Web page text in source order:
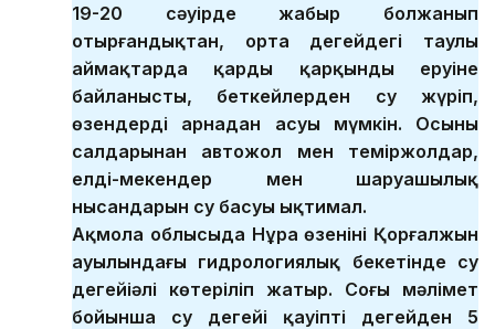
19-20 сәуірде жаңбыр болжанып
отырғандықтан, орта деңгейдегі таулы
аймақтарда қардың қарқынды еруіне
байланысты, беткейлерден су жүріп,
өзендердің арнадан асуы мүмкін. Осының
салдарынан автожол мен теміржолдар,
елді-мекендер мен шаруашылық
нысандарын су басуы ықтимал.
Ақмола облысыда Нұра өзенінің Қорғалжын
ауылындағы гидрологиялық бекетінде су
деңгейіәлі көтеріліп жатыр. Соңғы мәлімет
бойынша су деңгейі қауіпті деңгейден 5